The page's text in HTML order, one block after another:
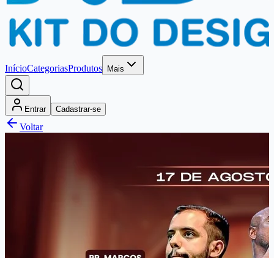
InícioCategoriasProdutos Mais
Entrar Cadastrar-se
Voltar